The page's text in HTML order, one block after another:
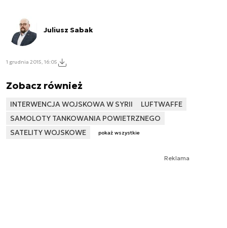
Juliusz Sabak
1 grudnia 2015, 16:05
Zobacz również
INTERWENCJA WOJSKOWA W SYRII
LUFTWAFFE
SAMOLOTY TANKOWANIA POWIETRZNEGO
SATELITY WOJSKOWE
pokaż wszystkie
Reklama